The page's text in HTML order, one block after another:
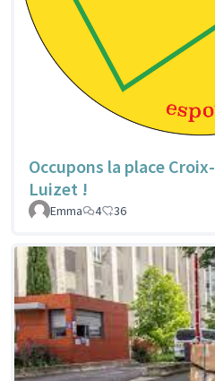
Occupons la place Croix-
Luizet !
Emma
4 36